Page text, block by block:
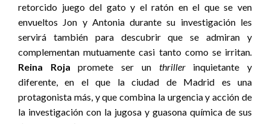
retorcido juego del gato y el ratón en el que se ven
envueltos Jon y Antonia durante su investigación les
servirá también para descubrir que se admiran y
complementan mutuamente casi tanto como se irritan
Reina Roja promete ser unthrillerinquietante y
diferente, en el que la ciudad de Madrid es una
protagonista más, y que combina la urgencia y acción de
la investigación con la jugosa y guasona química de sus